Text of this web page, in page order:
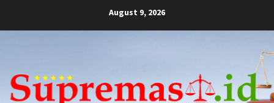
August 9, 2026